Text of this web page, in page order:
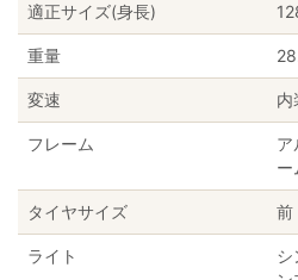
適正サイズ(身長)
重量
変速 内
フレーム
ア
ー
タイヤサイズ 前
ライト
シ